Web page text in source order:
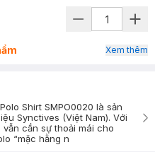
Xem thêm
Shirt SMPO0020 là sản
Synctives (Việt Nam). Với
cần sự thoải mái cho
“mặc hằng n